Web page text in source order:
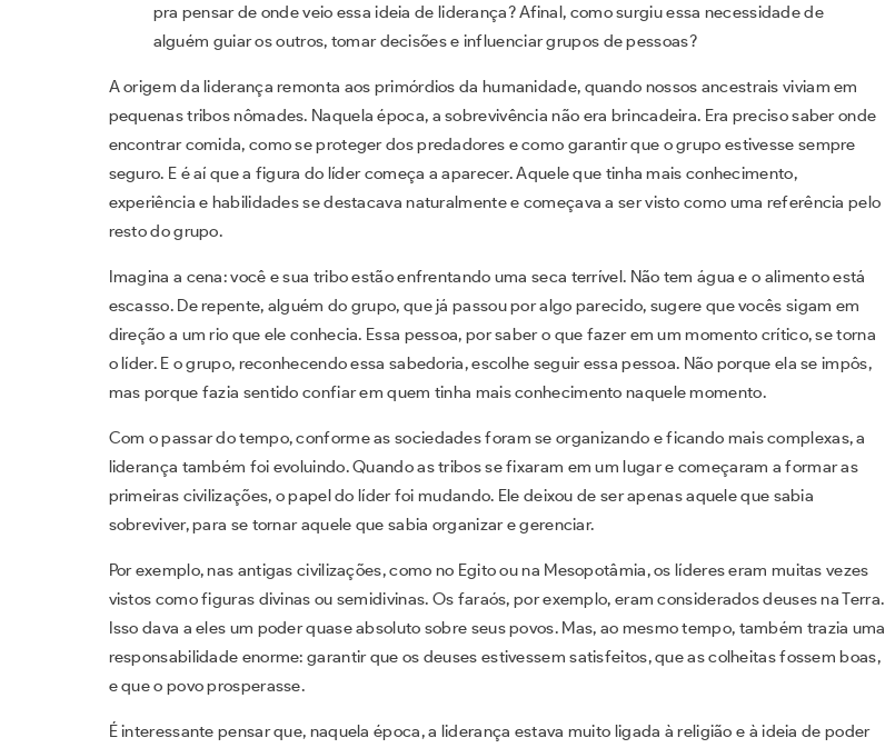
pra pensar de onde veio essa ideia de liderança? Afinal, como surgiu essa necessidade de
alguém guiar os outros, tomar decisões e influenciar grupos de pessoas?
A origem da liderança remonta aos primórdios da humanidade, quando nossos ancestrais viviam em
pequenas tribos nômades. Naquela época, a sobrevivência não era brincadeira. Era preciso saber onde
encontrar comida, como se proteger dos predadores e como garantir que o grupo estivesse sempre
seguro. E é aí que a figura do líder começa a aparecer. Aquele que tinha mais conhecimento,
experiência e habilidades se destacava naturalmente e começava a ser visto como uma referência pelo
resto do grupo.
Imagina a cena: você e sua tribo estão enfrentando uma seca terrível. Não tem água e o alimento está
escasso. De repente, alguém do grupo, que já passou por algo parecido, sugere que vocês sigam em
direção a um rio que ele conhecia. Essa pessoa, por saber o que fazer em um momento crítico, se torna
o líder. E o grupo, reconhecendo essa sabedoria, escolhe seguir essa pessoa. Não porque ela se impôs,
mas porque fazia sentido confiar em quem tinha mais conhecimento naquele momento.
Com o passar do tempo, conforme as sociedades foram se organizando e ficando mais complexas, a
liderança também foi evoluindo. Quando as tribos se fixaram em um lugar e começaram a formar as
primeiras civilizações, o papel do líder foi mudando. Ele deixou de ser apenas aquele que sabia
sobreviver, para se tornar aquele que sabia organizar e gerenciar.
Por exemplo, nas antigas civilizações, como no Egito ou na Mesopotâmia, os líderes eram muitas vezes
vistos como figuras divinas ou semidivinas. Os faraós, por exemplo, eram considerados deuses na Terra.
Isso dava a eles um poder quase absoluto sobre seus povos. Mas, ao mesmo tempo, também trazia uma
responsabilidade enorme: garantir que os deuses estivessem satisfeitos, que as colheitas fossem boas,
e que o povo prosperasse.
É interessante pensar que, naquela época, a liderança estava muito ligada à religião e à ideia de poder